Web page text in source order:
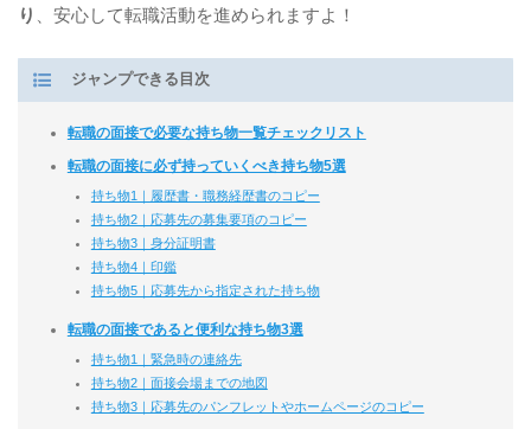
り
、安心して転職活動を進められますよ！
ジャンプできる目次
転職の面接で必要な持ち物一覧チェックリスト
転職の面接に必ず持っていくべき持ち物5選
持ち物1｜履歴書・職務経歴書のコピー
持ち物2｜応募先の募集要項のコピー
持ち物3｜身分証明書
持ち物4｜印鑑
持ち物5｜応募先から指定された持ち物
転職の面接であると便利な持ち物3選
持ち物1｜緊急時の連絡先
持ち物2｜面接会場までの地図
持ち物3｜応募先のパンフレットやホームページのコピー